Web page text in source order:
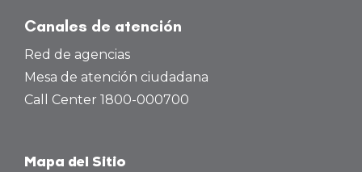
Canales de atención
Red de agencias
Mesa de atención ciudadana
Call Center 1800-000700
Mapa del Sitio